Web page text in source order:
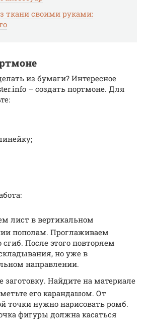
ткани своими руками:
из бумаги? Интересное
– создать портмоне. Для
лист в вертикальном
пополам. Проглаживаем
После этого повторяем
но уже в
направлении.
заготовку. Найдите на материале
его карандашом. От
точки нужно нарисовать ромб.
фигуры должна касаться